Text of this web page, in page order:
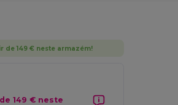
de 149 € neste armazém!
149 € neste